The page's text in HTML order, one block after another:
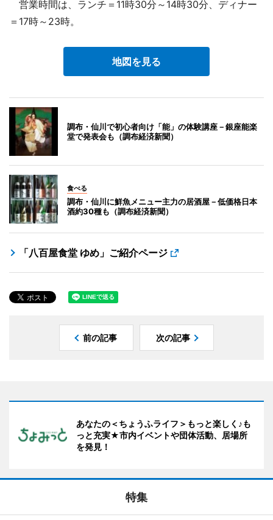
営業時間は、ランチ＝11時30分～14時30分、ディナー
＝17時～23時。
地図を見る
調布・仙川で初心者向け「能」の体験講座－銀座能楽
堂で発表会も（調布経済新聞）
食べる
調布・仙川に鮮魚メニュー主力の居酒屋－低価格日本
酒約30種も（調布経済新聞）
「八百屋食堂 ゆめ」ご紹介ページ
前の記事 次の記事
あなたの＜ちょうふライフ＞もっと楽しく♪も
っと充実★市内イベントや団体活動、居場所
を発見！
特集